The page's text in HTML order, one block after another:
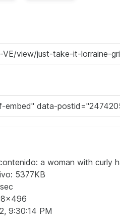
a woman with curly
5377KB
9:30:14 PM